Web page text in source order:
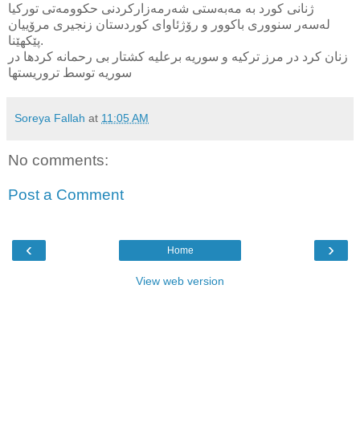
ژنانی کورد بە مەبەستی شەرمەزارکردنی حکوومەتی تورکیا
لەسەر سنووری باکوور و رۆژئاوای کوردستان زنجیری مرۆییان
پێکهێنا.
زنان کرد در مرز ترکیه و سوریه برعلیه کشتار بی رحمانه کردها در
سوریه توسط تروریستها
Soreya Fallah at 11:05 AM
No comments:
Post a Comment
‹ ›
Home
View web version